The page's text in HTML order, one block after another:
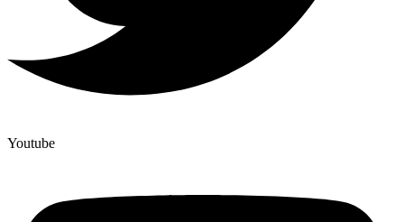
Youtube